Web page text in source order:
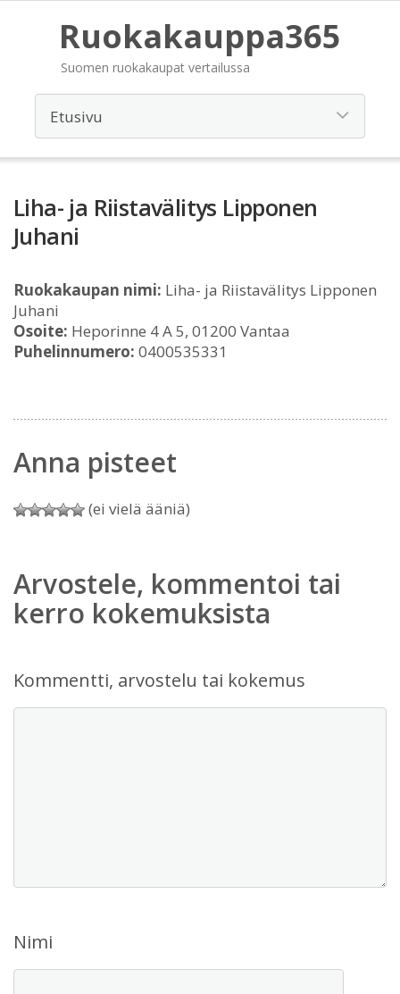
Ruokakauppa365
Suomen ruokakaupat vertailussa
Liha- ja Riistavälitys Lipponen
Juhani
Ruokakaupan nimi: Liha- ja Riistavälitys Lipponen
Juhani
Osoite: Heporinne 4 A 5, 01200 Vantaa
Puhelinnumero: 0400535331
Anna pisteet
(ei vielä ääniä)
Arvostele, kommentoi tai
kerro kokemuksista
Kommentti, arvostelu tai kokemus
Nimi